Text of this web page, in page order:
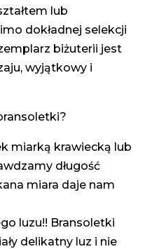
lub
dokładnej selekcji
biżuterii jest
wyjątkowy i
miarką krawiecką lub
długość
miara daje nam
luzu!! Bransoletki
delikatny luz i nie